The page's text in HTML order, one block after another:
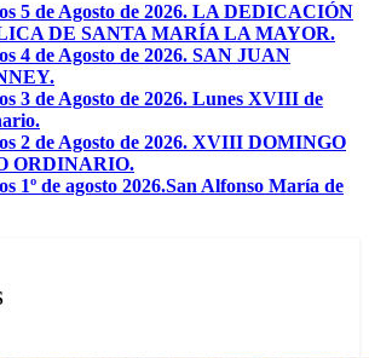
5 de Agosto de 2026. LA DEDICACIÓN
DE SANTA MARÍA LA MAYOR.
4 de Agosto de 2026. SAN JUAN
3 de Agosto de 2026. Lunes XVIII de
2 de Agosto de 2026. XVIII DOMINGO
ORDINARIO.
1º de agosto 2026.San Alfonso María de